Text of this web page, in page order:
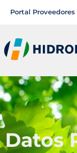
Portal Proveedores
Datos